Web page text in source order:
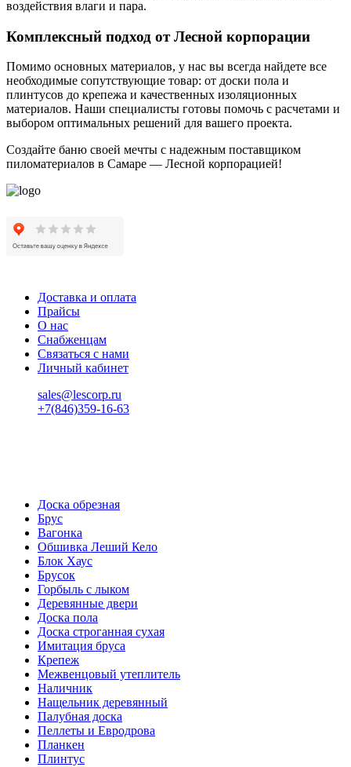
воздействия влаги и пара.
Комплексный подход от Лесной корпорации
Помимо основных материалов, у нас вы всегда найдете все
необходимые сопутствующие товар: от доски пола и
плинтусов до крепежа и качественных изоляционных
материалов. Наши специалисты готовы помочь с расчетами и
выбором оптимальных решений для вашего проекта.
Создайте баню своей мечты с надежным поставщиком
пиломатериалов в Самаре — Лесной корпорацией!
Доставка и оплата
Прайсы
О нас
Снабженцам
Связаться с нами
Личный кабинет
sales@lescorp.ru
+7(846)359-16-63
Доска обрезная
Брус
Вагонка
Обшивка Леший Кело
Блок Хаус
Брусок
Горбыль с лыком
Деревянные двери
Доска пола
Доска строганная сухая
Имитация бруса
Крепеж
Межвенцовый утеплитель
Наличник
Нащельник деревянный
Палубная доска
Пеллеты и Евродрова
Планкен
Плинтус